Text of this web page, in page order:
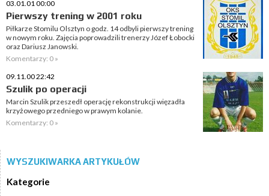
03.01.01 00:00
Pierwszy trening w 2001 roku
Piłkarze Stomilu Olsztyn o godz. 14 odbyli pierwszy trening
w nowym roku. Zajęcia poprowadzili trenerzy Józef Łobocki
oraz Dariusz Janowski.
Komentarzy: 0 »
09.11.00 22:42
Szulik po operacji
Marcin Szulik przeszedł operację rekonstrukcji więzadła
krzyżowego przedniego w prawym kolanie.
Komentarzy: 0 »
WYSZUKIWARKA ARTYKUŁÓW
Kategorie